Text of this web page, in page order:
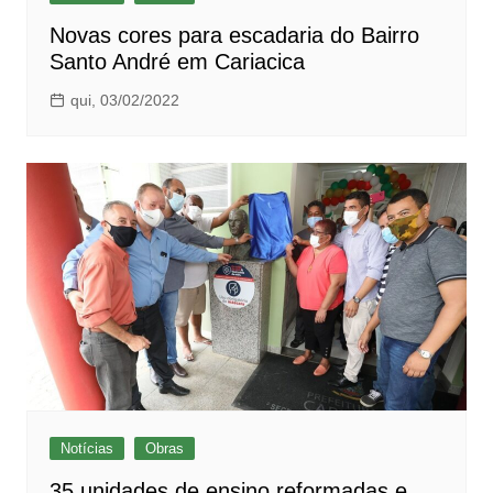
Novas cores para escadaria do Bairro
Santo André em Cariacica
qui, 03/02/2022
Notícias Obras